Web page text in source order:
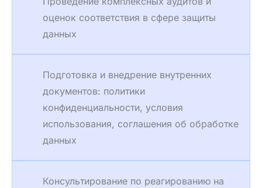
оценок соответствия в сфере защиты
данных
Подготовка и внедрение внутренних
документов: политики
конфиденциальности, условия
использования, соглашения об обработке
данных
Консультирование по реагированию на